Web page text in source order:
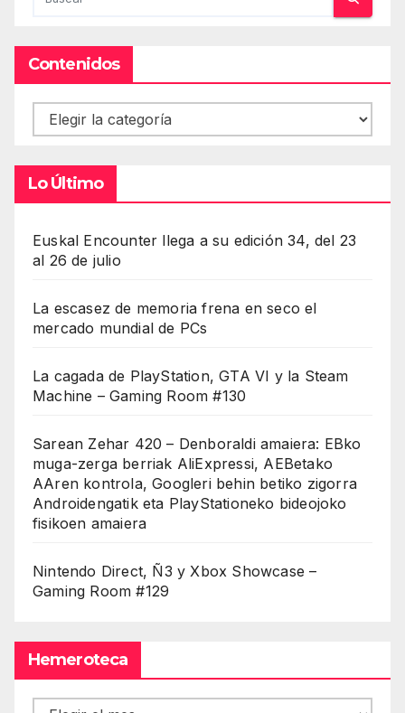
Contenidos
Contenidos
Lo Último
Euskal Encounter llega a su edición 34, del 23
al 26 de julio
La escasez de memoria frena en seco el
mercado mundial de PCs
La cagada de PlayStation, GTA VI y la Steam
Machine – Gaming Room #130
Sarean Zehar 420 – Denboraldi amaiera: EBko
muga-zerga berriak AliExpressi, AEBetako
AAren kontrola, Googleri behin betiko zigorra
Androidengatik eta PlayStationeko bideojoko
fisikoen amaiera
Nintendo Direct, Ñ3 y Xbox Showcase –
Gaming Room #129
Hemeroteca